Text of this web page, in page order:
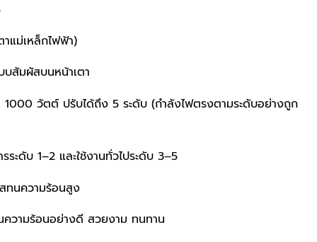
แม่เหล็กไฟฟ้า)
บสัมผัสบนหน้าเตา
1000 วัตต์ ปรับได้ถึง 5 ระดับ (กำลังไฟตรงตามระดับอย่างถูก
ระดับ 1–2 และใช้งานทั่วไประดับ 3–5
ทนความร้อนสูง
วามร้อนอย่างดี สวยงาม ทนทาน